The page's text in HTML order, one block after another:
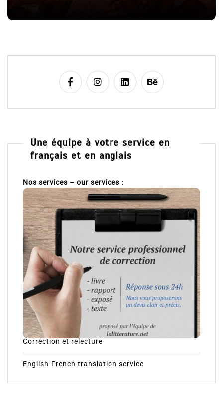
Une équipe à votre service en
français et en anglais
Nos services – our services :
Correction et relecture
English-French translation service